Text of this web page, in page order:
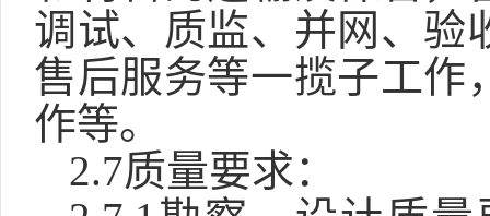
调试、质监、并网、验
售后服务等一揽子工作
作等。
2.7质量要求：